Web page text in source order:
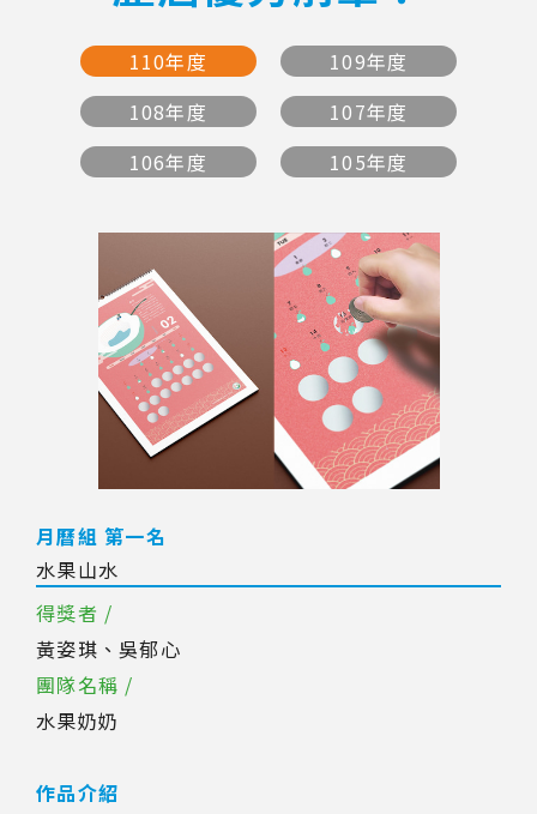
110年度
109年度
108年度
107年度
106年度
105年度
月曆組 第一名
水果山水
得獎者 /
黃姿琪、吳郁心
團隊名稱 /
水果奶奶
作品介紹